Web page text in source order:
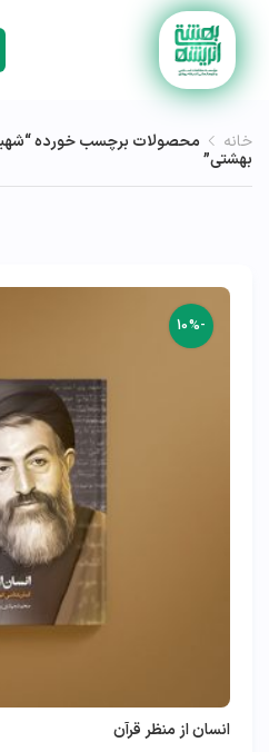
خانه محصولات برچسب خورده
بهشتی”
-10%
انسان از منظر قرآن